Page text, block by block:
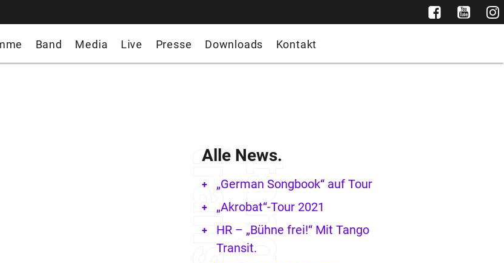
Band Media Live Presse Downloads Kontakt
Alle News.
„German Songbook“ auf Tour
„Akrobat“-Tour 2021
HR – „Bühne frei!“ Mit Tango
Transit.